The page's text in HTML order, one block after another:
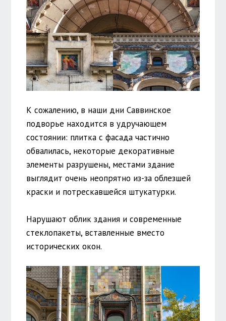
К сожалению, в наши дни Саввинское
подворье находится в удручающем
состоянии: плитка с фасада частично
обвалилась, некоторые декоративные
элементы разрушены, местами здание
выглядит очень неопрятно из-за облезшей
краски и потрескавшейся штукатурки.
Нарушают облик здания и современные
стеклопакеты, вставленные вместо
исторических окон.